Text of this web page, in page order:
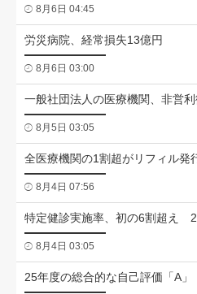
8月6日 04:45
労災病院、経常損失13億円
8月6日 03:00
一般社団法人の医療機関、非営
8月5日 03:05
全医療機関の1割超がリフィル発
8月4日 07:56
特定健診実施率、初の6割超え
8月4日 03:05
25年度の総合的な自己評価「A